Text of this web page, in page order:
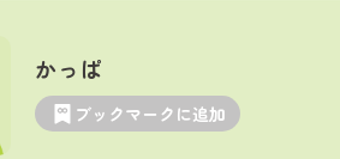
かっぱ
ブックマークに追加